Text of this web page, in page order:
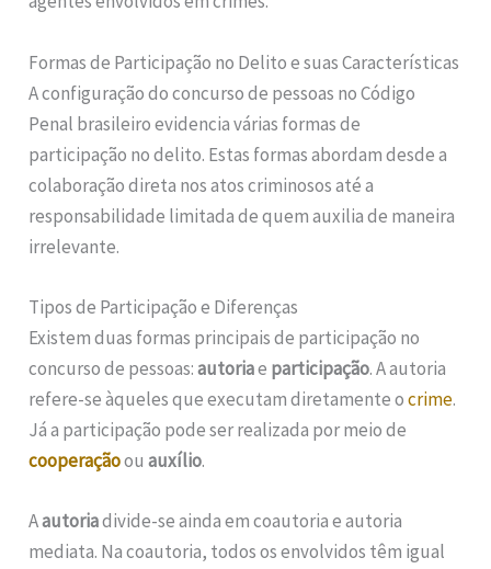
Formas de Participação no Delito e suas Características
A configuração do concurso de pessoas no Código
Penal brasileiro evidencia várias formas de
participação no delito. Estas formas abordam desde a
colaboração direta nos atos criminosos até a
responsabilidade limitada de quem auxilia de maneira
irrelevante.
Tipos de Participação e Diferenças
Existem duas formas principais de participação no
concurso de pessoas:autoriae participação. A autoria
refere-se àqueles que executam diretamente ocrime.
Já a participação pode ser realizada por meio de
cooperaçãoouauxílio.
Aautoriadivide-se ainda em coautoria e autoria
mediata. Na coautoria, todos os envolvidos têm igual